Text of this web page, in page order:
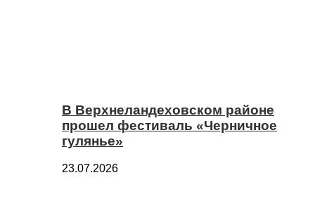
В Верхнеландеховском районе
прошел фестиваль «Черничное
гулянье»
23.07.2026